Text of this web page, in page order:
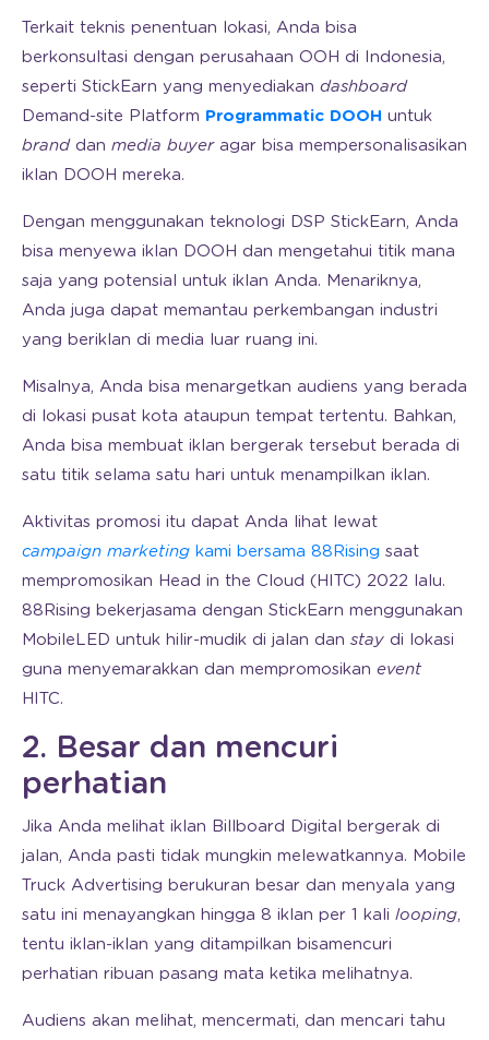
Terkait teknis penentuan lokasi, Anda bisa
berkonsultasi dengan perusahaan OOH di Indonesia,
seperti StickEarn yang menyediakan dashboard
Demand-site Platform Programmatic DOOH untuk
brand dan media buyeragar bisa mempersonalisasikan
iklan DOOH mereka.
Dengan menggunakan teknologi DSP StickEarn, Anda
bisa menyewa iklan DOOH dan mengetahui titik mana
saja yang potensial untuk iklan Anda. Menariknya,
Anda juga dapat memantau perkembangan industri
yang beriklan di media luar ruang ini.
Misalnya, Anda bisa menargetkan audiens yang berada
di lokasi pusat kota ataupun tempat tertentu. Bahkan,
Anda bisa membuat iklan bergerak tersebut berada di
satu titik selama satu hari untuk menampilkan iklan.
Aktivitas promosi itu dapat Anda lihat lewat
campaign marketing kami bersama 88Rising saat
mempromosikan Head in the Cloud (HITC) 2022 lalu.
88Rising bekerjasama dengan StickEarn menggunakan
MobileLED untuk hilir-mudik di jalan dan stay di lokasi
guna menyemarakkan dan mempromosikan event
HITC.
2. Besar dan mencuri
perhatian
Jika Anda melihat iklan Billboard Digital bergerak di
jalan, Anda pasti tidak mungkin melewatkannya. Mobile
Truck Advertising berukuran besar dan menyala yang
satu ini menayangkan hingga 8 iklan per 1 kali looping,
tentu iklan-iklan yang ditampilkan bisamencuri
perhatian ribuan pasang mata ketika melihatnya.
Audiens akan melihat, mencermati, dan mencari tahu